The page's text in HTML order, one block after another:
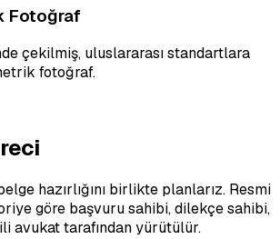
Fotoğraf
çekilmiş, uluslararası standartlara
fotoğraf.
hazırlığını birlikte planlarız. Resmi
göre başvuru sahibi, dilekçe sahibi,
avukat tarafından yürütülür.